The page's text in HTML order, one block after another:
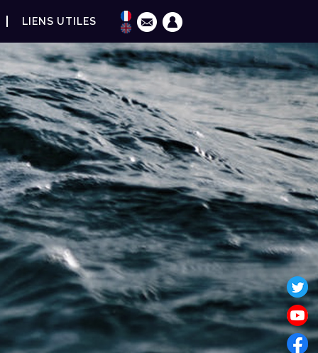
LIENS UTILES